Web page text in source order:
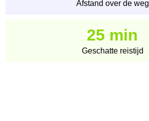
Afstand over de weg
25 min
Geschatte reistijd